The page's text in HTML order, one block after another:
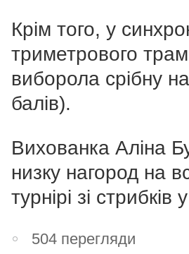
Крім того, у
триметрового
виборола срібну
балів).
Вихованка Аліна
низку нагород на
турнірі зі стрибків
504 перегляди